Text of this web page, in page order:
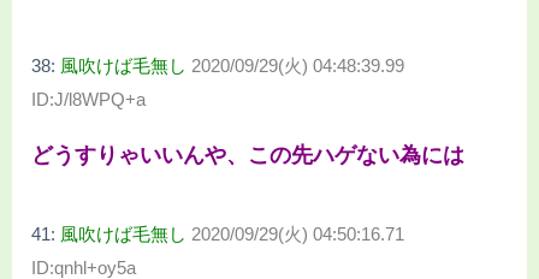
38: 風吹けば毛無し 2020/09/29(火) 04:48:39.99
ID:J/l8WPQ+a
どうすりゃいいんや、この先ハゲない為には
41: 風吹けば毛無し 2020/09/29(火) 04:50:16.71
ID:qnhl+oy5a